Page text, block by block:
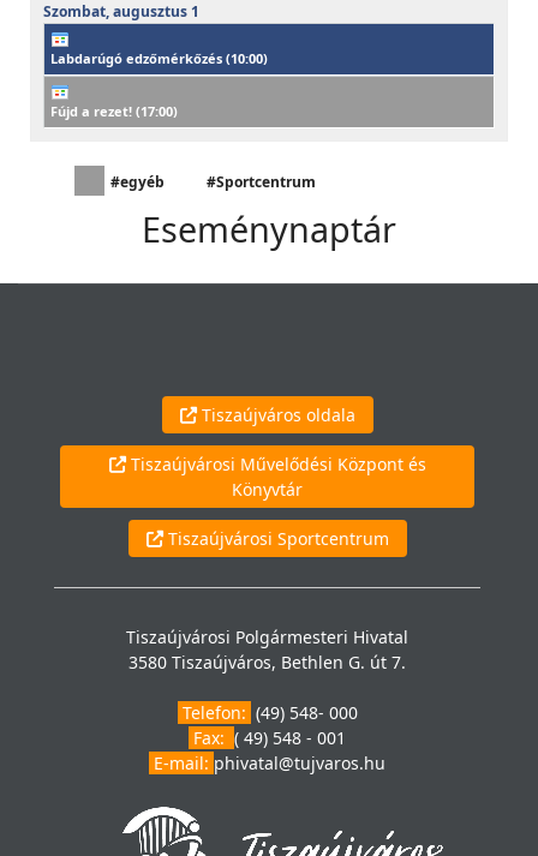
Szombat,augusztus 1
Labdarúgó edzőmérkőzés (10:00)
Fújd a rezet! (17:00)
#egyéb #Sportcentrum
Eseménynaptár
Tiszaújváros oldala
Tiszaújvárosi Művelődési Központ és
Könyvtár
Tiszaújvárosi Sportcentrum
Tiszaújvárosi Polgármesteri Hivatal
3580 Tiszaújváros, Bethlen G. út 7.
Telefon: (49) 548- 000
Fax: ( 49) 548 - 001
E-mail: phivatal@tujvaros.hu